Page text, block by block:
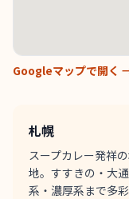
Googleマップで開く
札幌
スープカレー発祥
地。すすきの・大
系・濃厚系まで多